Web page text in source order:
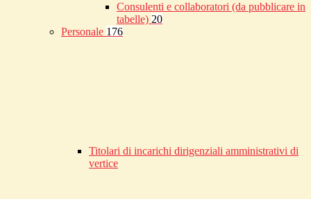
Consulenti e collaboratori (da pubblicare in
tabelle) 20
Personale 176
Titolari di incarichi dirigenziali amministrativi di
vertice